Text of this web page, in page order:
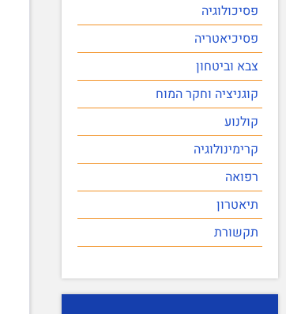
פסיכולוגיה
פסיכיאטריה
צבא וביטחון
קוגניציה וחקר המוח
קולנוע
קרימינולוגיה
רפואה
תיאטרון
תקשורת